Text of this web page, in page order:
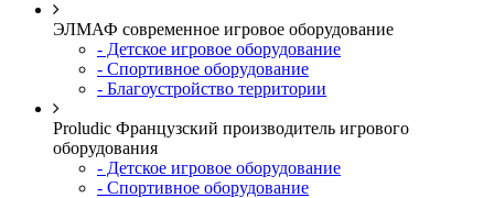
ЭЛМАФ современное игровое оборудование
- Детское игровое оборудование
- Спортивное оборудование
- Благоустройство территории
Proludic Французский производитель игрового
оборудования
- Детское игровое оборудование
- Спортивное оборудование